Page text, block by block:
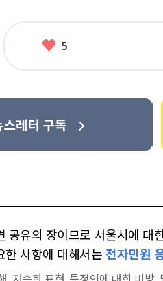
좋
5
공유의 장이므로 서울시에 대
한 사항에 대해서는 전자민원